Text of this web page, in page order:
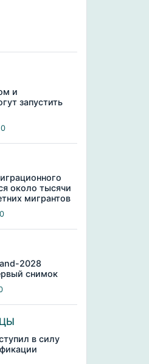
и
запустить
около тысячи
мигрантов
2028
снимок
в силу